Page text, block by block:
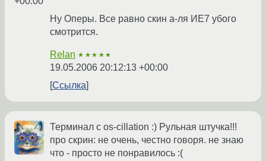
Ну Оперы. Все равно скин а-ля ИЕ7 убого
смотрится.
Relan ★★★★★
19.05.2006 20:12:13 +00:00
Ссылка
Терминал с os-cillation :) Рульная штучка!!!
про скрин: не очень, честно говоря. не знаю
что - просто не понравилось :(